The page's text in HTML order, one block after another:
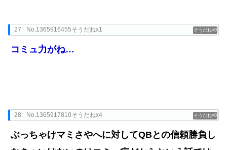
0
27: No.1365916455そうだねx1
コミュ力がね…
0
28: No.1365917810そうだねx4
ぶっちゃけマミさやへに対してQBとの信頼勝負し